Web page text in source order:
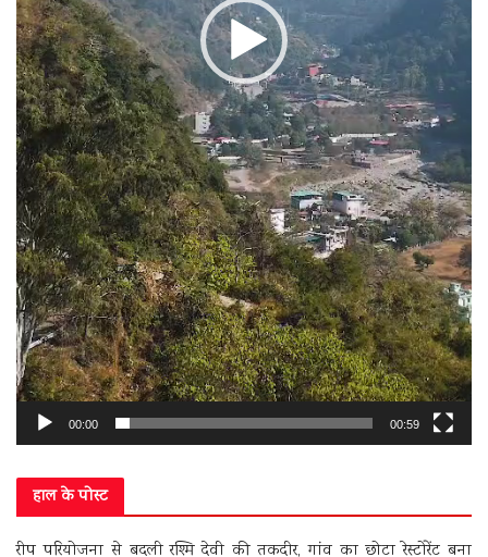
00:00 00:59
हाल के पोस्ट
रीप परियोजना से बदली रश्मि देवी की तकदीर, गांव का छोटा रेस्टोरेंट बना